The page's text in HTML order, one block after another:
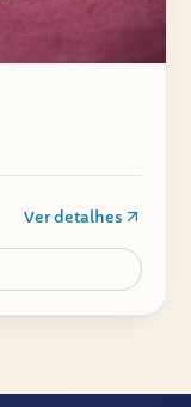
Ver detalhes